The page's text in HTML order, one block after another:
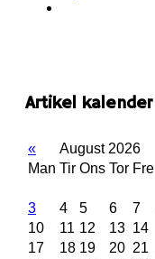
Artikel kalender
« August 2026
Man Tir Ons Tor Fre
3
4 5 6 7
10
11 12 13 14
17
18 19 20 21